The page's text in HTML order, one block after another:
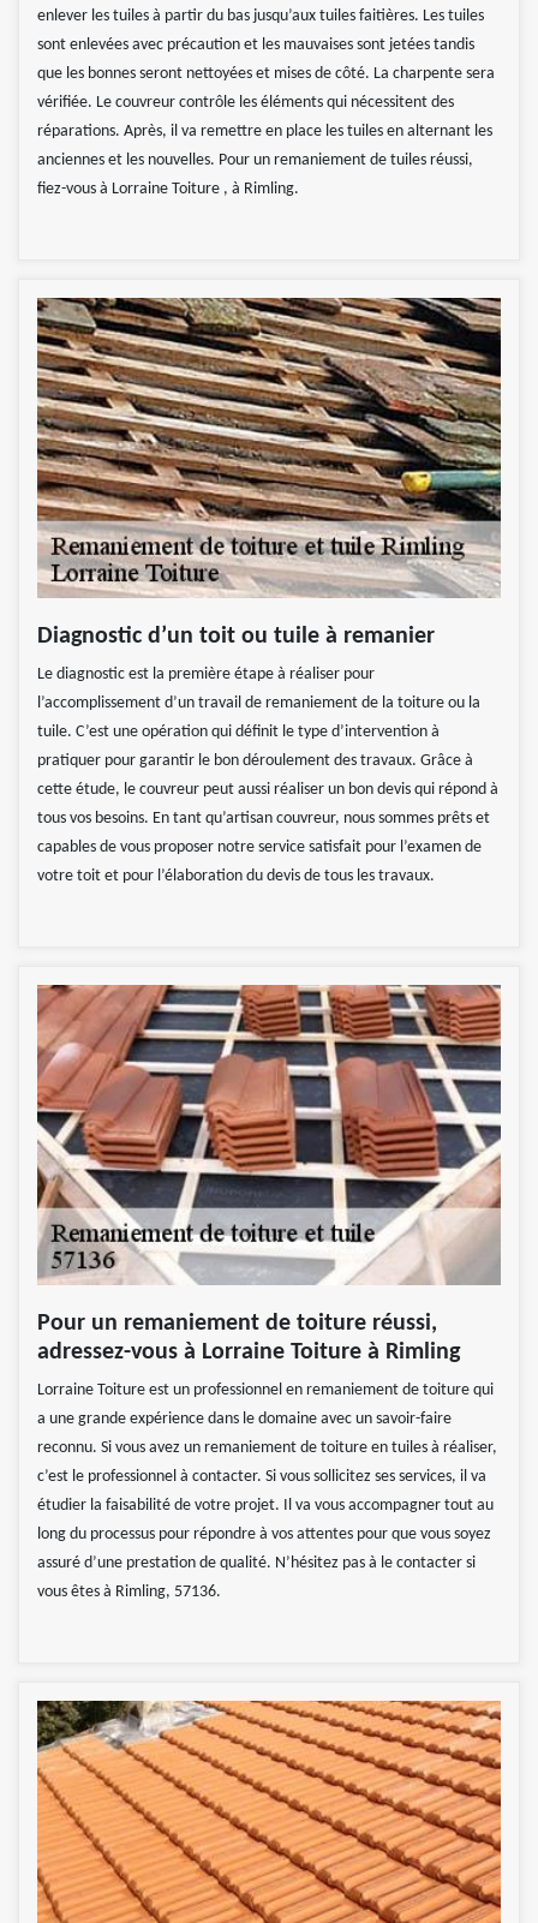
enlever les tuiles à partir du bas jusqu’aux tuiles faitières. Les tuiles
sont enlevées avec précaution et les mauvaises sont jetées tandis
que les bonnes seront nettoyées et mises de côté. La charpente sera
vérifiée. Le couvreur contrôle les éléments qui nécessitent des
réparations. Après, il va remettre en place les tuiles en alternant les
anciennes et les nouvelles. Pour un remaniement de tuiles réussi,
fiez-vous à Lorraine Toiture , à Rimling.
Diagnostic d’un toit ou tuile à remanier
Le diagnostic est la première étape à réaliser pour
l’accomplissement d’un travail de remaniement de la toiture ou la
tuile. C’est une opération qui définit le type d’intervention à
pratiquer pour garantir le bon déroulement des travaux. Grâce à
cette étude, le couvreur peut aussi réaliser un bon devis qui répond à
tous vos besoins. En tant qu’artisan couvreur, nous sommes prêts et
capables de vous proposer notre service satisfait pour l’examen de
votre toit et pour l’élaboration du devis de tous les travaux.
Pour un remaniement de toiture réussi,
adressez-vous à Lorraine Toiture à Rimling
Lorraine Toiture est un professionnel en remaniement de toiture qui
a une grande expérience dans le domaine avec un savoir-faire
reconnu. Si vous avez un remaniement de toiture en tuiles à réaliser,
c’est le professionnel à contacter. Si vous sollicitez ses services, il va
étudier la faisabilité de votre projet. Il va vous accompagner tout au
long du processus pour répondre à vos attentes pour que vous soyez
assuré d’une prestation de qualité. N’hésitez pas à le contacter si
vous êtes à Rimling, 57136.